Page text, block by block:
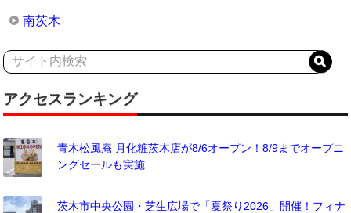
南茨木
アクセスランキング
青木松風庵 月化粧茨木店が8/6オープン！8/9までオープニ
ングセールも実施
茨木市中央公園・芝生広場で「夏祭り2026」開催！フィナ